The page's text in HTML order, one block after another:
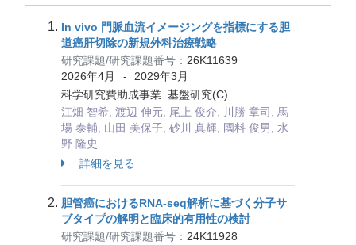
In vivo 門脈血流イメージングを指標にする胆
道癌肝切除の新規外科治療戦略
研究課題/研究課題番号： 26K11639
2026年4月
-
2029年3月
科学研究費助成事業 基盤研究(C)
江畑 智希, 渡辺 伸元, 尾上 俊介, 川勝 章司, 馬
場 泰輔, 山田 美保子, 砂川 真輝, 國料 俊男, 水
野 隆史
詳細を見る
胆管癌におけるRNA-seq解析に基づく分子サ
ブタイプの解明と臨床的有用性の検討
研究課題/研究課題番号： 24K11928